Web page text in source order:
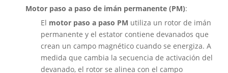
Motor paso a paso de imán permanente (PM):
El motor paso a paso PM utiliza un rotor de imán
permanente y el estator contiene devanados que
crean un campo magnético cuando se energiza. A
medida que cambia la secuencia de activación del
devanado, el rotor se alinea con el campo